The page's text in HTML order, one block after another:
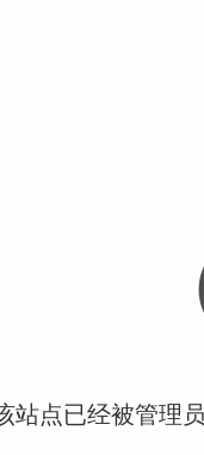
站点已经被管理